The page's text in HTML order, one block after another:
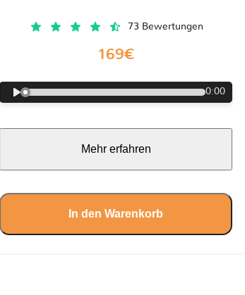
73 Bewertungen
169€
0:00
Mehr erfahren
In den Warenkorb